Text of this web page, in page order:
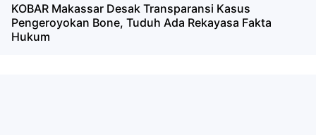
KOBAR Makassar Desak Transparansi Kasus
Pengeroyokan Bone, Tuduh Ada Rekayasa Fakta
Hukum